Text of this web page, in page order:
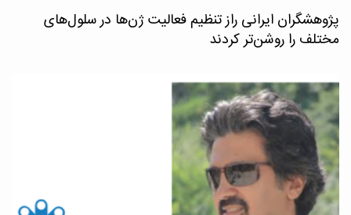
پژوهشگران ایرانی راز تنظیم فعالیت ژن‌ها در سلول‌های
مختلف را روشن‌تر کردند